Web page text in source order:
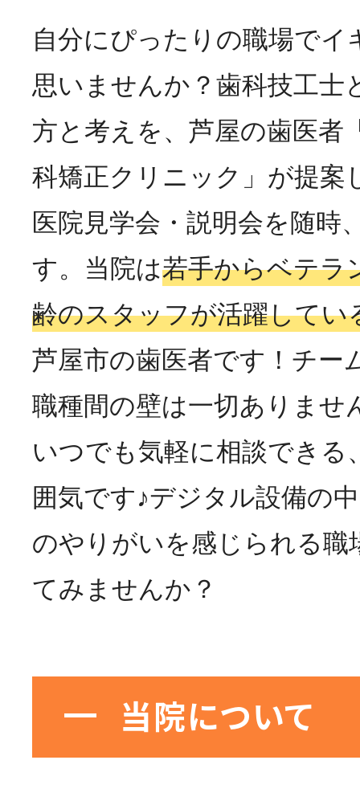
自分にぴったりの職場でイ
思いませんか？歯科技工士
方と考えを、芦屋の歯医者
科矯正クリニック」が提案
医院見学会・説明会を随時
す。当院は若手からベテラ
齢のスタッフが活躍してい
芦屋市の歯医者です！チー
職種間の壁は一切ありませ
いつでも気軽に相談できる
囲気です♪デジタル設備の
のやりがいを感じられる職
てみませんか？
当院について